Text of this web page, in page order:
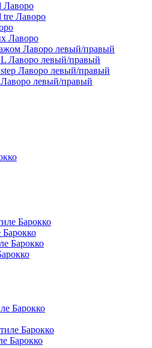
Лаворо
tre Лаворо
Лаворо
Лаворо левый/правый
Лаворо левый/правый
Лаворо левый/правый
левый/правый
Барокко
Барокко
Барокко
Барокко
Барокко